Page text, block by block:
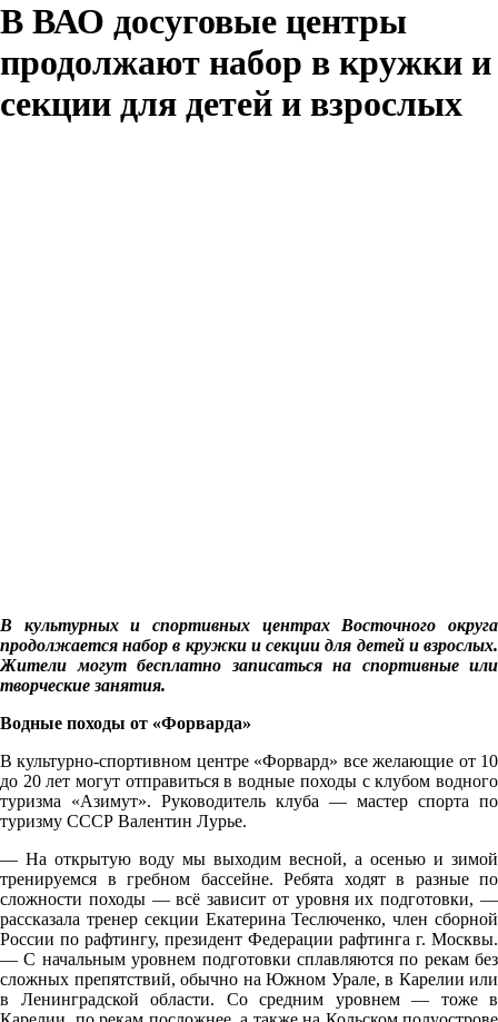
В ВАО досуговые центры
продолжают набор в кружки и
секции для детей и взрослых
В культурных и спортивных центрах Восточного округа
продолжается набор в кружки и секции для детей и взрослых.
Жители могут бесплатно записаться на спортивные или
творческие занятия.
Водные походы от «Форварда»
В культурно-спортивном центре «Форвард» все желающие от 10
до 20 лет могут отправиться в водные походы с клубом водного
туризма «Азимут». Руководитель клуба — мастер спорта по
туризму СССР Валентин Лурье.
— На открытую воду мы выходим весной, а осенью и зимой
тренируемся в гребном бассейне. Ребята ходят в разные по
сложности походы — всё зависит от уровня их подготовки, —
рассказала тренер секции Екатерина Теслюченко, член сборной
России по рафтингу, президент Федерации рафтинга г. Москвы.
— С начальным уровнем подготовки сплавляются по рекам без
сложных препятствий, обычно на Южном Урале, в Карелии или
в Ленинградской области. Со средним уровнем — тоже в